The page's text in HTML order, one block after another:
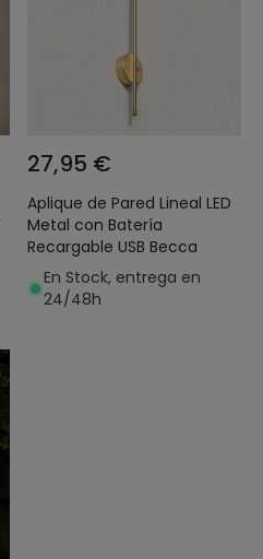
27,95 €
Aplique de Pared Lineal LED
Metal con Batería
Recargable USB Becca
En Stock, entrega en
24/48h